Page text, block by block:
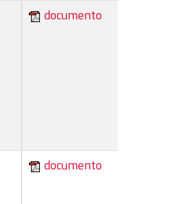
documento
documento